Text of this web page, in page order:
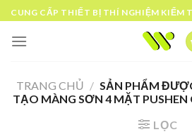
Skip
to
content
CUNG CẤP THIẾT BỊ THÍ NGHIỆM KIỂM
TRANG CHỦ / SẢN PHẨM
TẠO MÀNG SƠN 4 MẶT PUSHEN
LỌC